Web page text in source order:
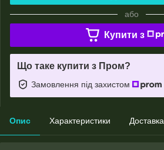
або
Купити з
Що таке купити з Пром?
Замовлення під захистом
Опис Характеристики Доставка